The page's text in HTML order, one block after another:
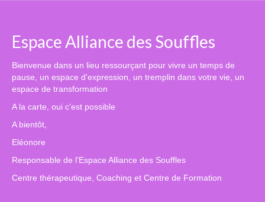
Espace Alliance des Souffles
Bienvenue dans un lieu ressourçant pour vivre un temps de
pause, un espace d'expression, un tremplin dans votre vie, un
espace de transformation
A la carte, oui c'est possible
A bientôt,
Eléonore
Responsable de l'Espace Alliance des Souffles
Centre thérapeutique, Coaching et Centre de Formation